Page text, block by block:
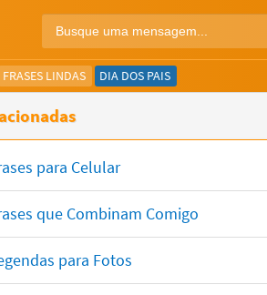
FRASES LINDAS DIA DOS PAIS
para Celular
que Combinam Comigo
para Fotos